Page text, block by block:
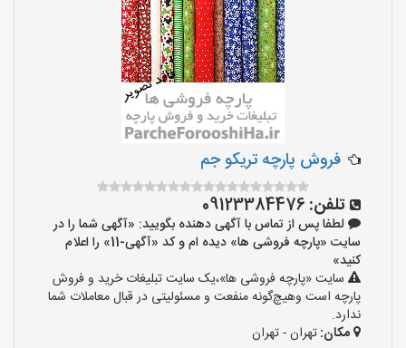
فروش پارچه تریکو جم
تلفن: 09123384476
لطفا پس از تماس با آگهی دهنده بگویید: «آگهی شما را در
سایت «پارچه فروشی ها» دیده ام و کد «آگهی-11» را اعلام
کنید»
سایت «پارچه فروشی ها»،یک سایت تبلیغات خرید و فروش
پارچه است وهیچ‌گونه منفعت و مسئولیتی در قبال معاملات شما
ندارد.
مکان:تهران - تهران